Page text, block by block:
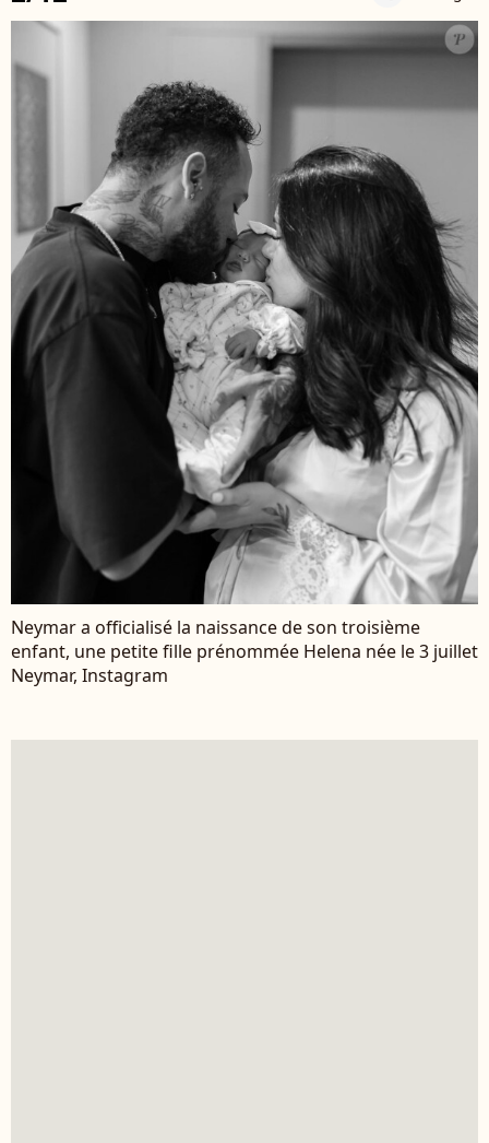
Neymar a officialisé la naissance de son troisième
enfant, une petite fille prénommée Helena née le 3 juillet
Neymar, Instagram